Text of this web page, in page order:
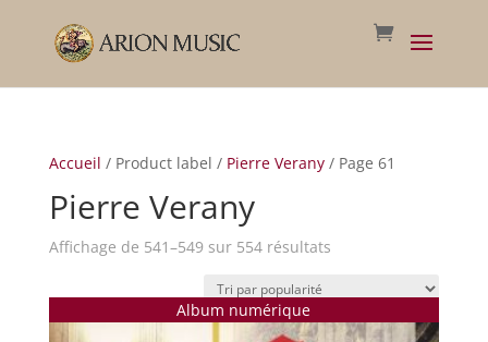
Accueil / Product label / Pierre Verany/ Page 61
Pierre Verany
Affichage de 541–549 sur 554 résultatsTrié
popularité
Album numérique